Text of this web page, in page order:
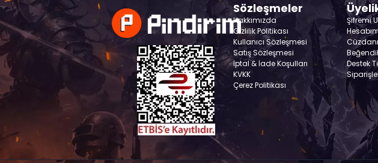
Sözleşmeler
Hakkımızda
Gizlilik Politikası
Kullanıcı Sözleşmesi
Satış Sözleşmesi
İptal & İade Koşulları
KVKK
Çerez Politikası
Şifremi
Destek